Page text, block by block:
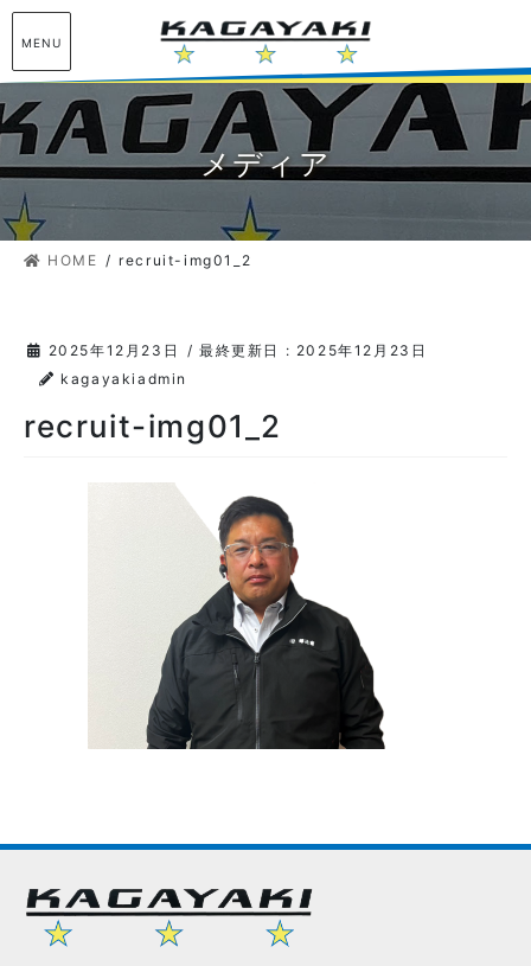
コ
テ
ン
ツ
に
移
動
ナ
ゲ
ー
シ
ョ
ン
に
移
メディア
HOME recruit-img01_2
2025年12月23日 / 最終更新日 : 2025年12月23日
kagayakiadmin
recruit-img01_2
MENU